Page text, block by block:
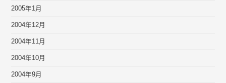
2005年1月
2004年12月
2004年11月
2004年10月
2004年9月